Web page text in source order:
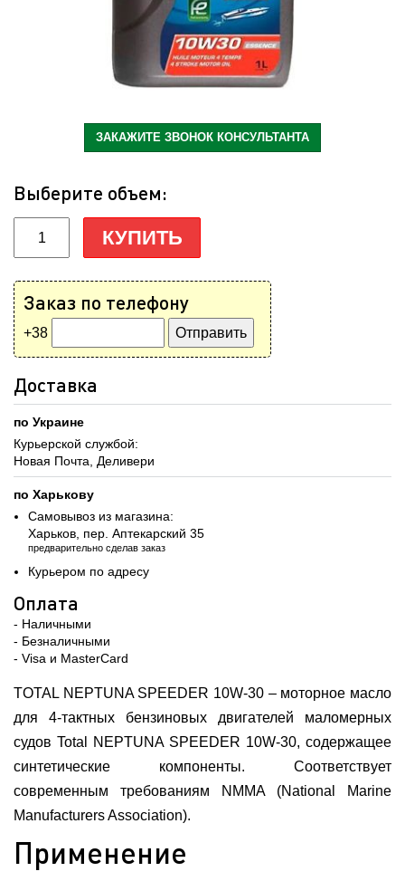
ЗАКАЖИТЕ ЗВОНОК КОНСУЛЬТАНТА
Выберите объем:
КУПИТЬ
Заказ по телефону
+38
Доставка
по Украине
Курьерской службой:
Новая Почта, Деливери
по Харькову
Самовывоз из магазина:
Харьков, пер. Аптекарский 35
предварительно сделав заказ
Курьером по адресу
Оплата
- Наличными
- Безналичными
- Visa и MasterCard
TOTAL NEPTUNA SPEEDER 10W-30 – моторное масло
для 4-тактных бензиновых двигателей маломерных
судов Total NEPTUNA SPEEDER 10W-30, содержащее
синтетические компоненты. Соответствует
современным требованиям NMMA (National Marine
Manufacturers Association).
Применение